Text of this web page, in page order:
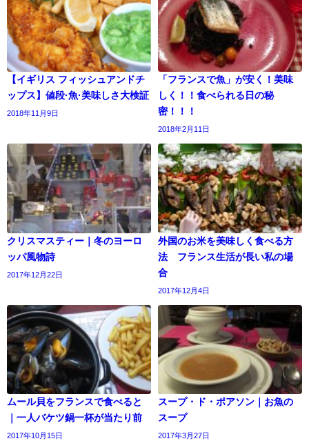
【イギリス フィッシュアンドチ
ップス】値段·魚·美味しさ大検証
2018年11月9日
「フランスで魚」が安く！美味
しく！！食べられる日の秘
密！！！
2018年2月11日
クリスマスティー｜冬のヨーロ
ッパ風物詩
2017年12月22日
外国のお米を美味しく食べる方
法 フランス生活が長い私の場
合
2017年12月4日
ムール貝をフランスで食べると
｜一人バケツ鍋一杯が当たり前
2017年10月15日
スープ・ド・ポアソン｜お魚の
スープ
2017年3月27日